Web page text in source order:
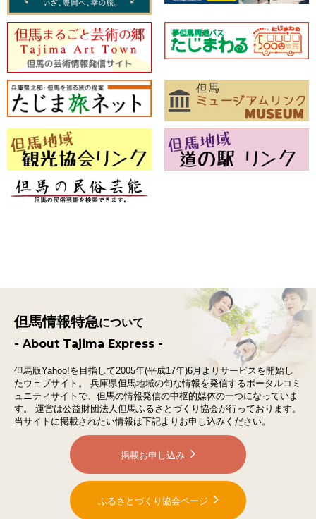
但馬情報特急について
- About Tajima Express -
但馬版Yahoo!を目指して2005年(平成17年)6月よりサービスを開始し
たウェブサイト。
兵庫県但馬地域の旬な情報を発信するポータルコミ
ュニティサイトで、 但馬の情報発信の中枢的媒体の一つになっていま
す。
運営は公益財団法人但馬ふるさとづくり協会が行っております。
当サイトに掲載されたい情報は下記よりお申し込みください。
掲載お申し込み
ふるさとづくり協会ページ